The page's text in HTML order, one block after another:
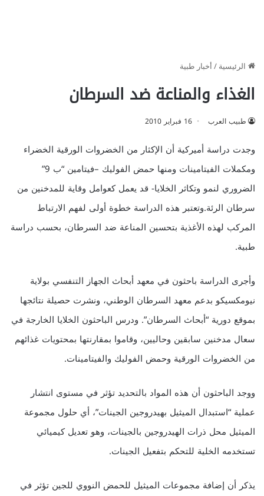
الرئيسية/أخبار طبية
الغذاء والمناعة ضد السرطان
طبيب العرب 16 فبراير 2010
وجدت دراسة أميركية أن الإكثار من الخضروات الورقية الخضراء
ومكملات الفيتامينات ومنها حمض الفوليك –فيتامين “ب 9”
الضروري لنمو وتكاثر الخلايا- قد يعمل كعوامل وقاية للمدخنين من
سرطان الرئة.وتعتبر هذه الدراسة خطوة أولى لفهم الارتباط
المركب لهذه الأغذية بتحسين المناعة ضد السرطان، بحسب دراسة
طبية.
وأجرى الدراسة باحثون في معهد أبحاث الجهاز التنفسي بولاية
نيومكسيكو بدعم معهد السرطان الوطني، ونشرت حصيلة نتائجها
بموقع دورية “أبحاث السرطان”. ودرس الباحثون الخلايا الخارجة في
سعال مدخنين سابقين وحاليين، وقاموا بمقارنتها بمحتويات غذائهم
من الخضروات الورقية وحمض الفوليك والفيتامينات.
ووجد الباحثون أن هذه المواد بالتحديد تؤثر في مستوى انتشار
عملية “استبدال الميثيل بهيدروجين الجينات”، أي حلول مجموعة
الميثيل محل ذرات الهيدروجين بالجينات، وهو تعديل كيميائي
تستخدمه الخلية للتحكم بتفعيل الجينات.
يذكر أن إضافة مجموعات الميثيل للحمض النووي للجين تؤثر في